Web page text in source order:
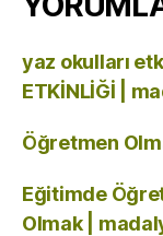
yaz okulları
ETKİNLİĞİ |
Öğretmen
Eğitimde
Olmak |